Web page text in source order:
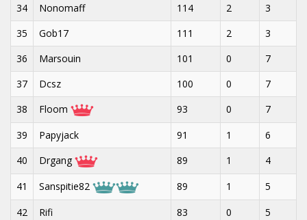
34
Nonomaff 114 2
3
35
Gob17 111 2
3
36
Marsouin 101 0
7
37
Dcsz 100 0
7
38
Floom 93 0
7
39
Papyjack 91 1
6
40
Drgang 89 1
4
41
Sanspitie82 89 1
5
42
Rifi 83 0
5